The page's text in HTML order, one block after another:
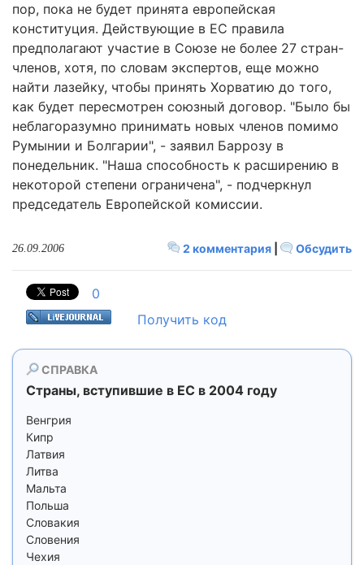
пор, пока не будет принята европейская
конституция. Действующие в ЕС правила
предполагают участие в Союзе не более 27 стран-
членов, хотя, по словам экспертов, еще можно
найти лазейку, чтобы принять Хорватию до того,
как будет пересмотрен союзный договор. "Было бы
неблагоразумно принимать новых членов помимо
Румынии и Болгарии", - заявил Баррозу в
понедельник. "Наша способность к расширению в
некоторой степени ограничена", - подчеркнул
председатель Европейской комиссии.
2 комментария Обсудить
26.09.2006
0
Получить код
СПРАВКА
Страны, вступившие в ЕС в 2004 году
Венгрия
Кипр
Латвия
Литва
Мальта
Польша
Словакия
Словения
Чехия